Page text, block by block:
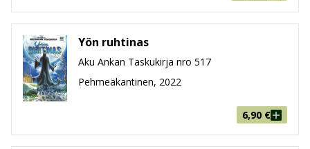
Yön ruhtinas
Aku Ankan Taskukirja nro 517
Pehmeäkantinen, 2022
6,90 €